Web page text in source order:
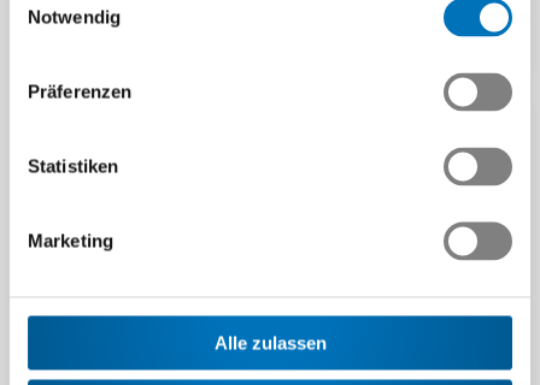
Notwendig
Präferenzen
Statistiken
Marketing
Alle zulassen
«Ein Tsunami von
neuen TecTalk auf kommende
Beitrag | 27.11.2025
Keine Trendwende in